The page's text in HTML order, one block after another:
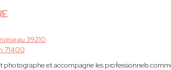
39210
71400
photographe et accompagne les professionnels